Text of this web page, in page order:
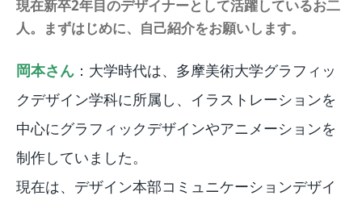
現在新卒2年目のデザイナーとして活躍しているお二
人。まずはじめに、自己紹介をお願いします。
岡本さん ：大学時代は、多摩美術大学グラフィッ
クデザイン学科に所属し、イラストレーションを
中心にグラフィックデザインやアニメーションを
制作していました。
現在は、デザイン本部コミュニケーションデザイ